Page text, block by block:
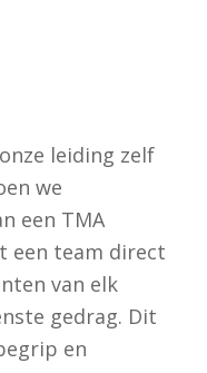
leiding zelf
we
een TMA
een team direct
van elk
gedrag. Dit
en